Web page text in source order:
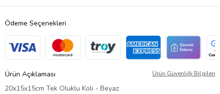
Ödeme Seçenekleri
Ürün Açıklaması Ürün Güvenliği Bilgileri
20x15x15cm Tek Oluklu Koli - Beyaz